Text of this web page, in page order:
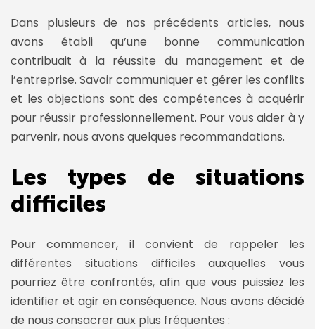
Dans plusieurs de nos précédents articles, nous
avons établi qu’une bonne communication
contribuait à la réussite du management et de
l’entreprise. Savoir communiquer et gérer les conflits
et les objections sont des compétences à acquérir
pour réussir professionnellement. Pour vous aider à y
parvenir, nous avons quelques recommandations.
Les types de situations
difficiles
Pour commencer, il convient de rappeler les
différentes situations difficiles auxquelles vous
pourriez être confrontés, afin que vous puissiez les
identifier et agir en conséquence. Nous avons décidé
de nous consacrer aux plus fréquentes :